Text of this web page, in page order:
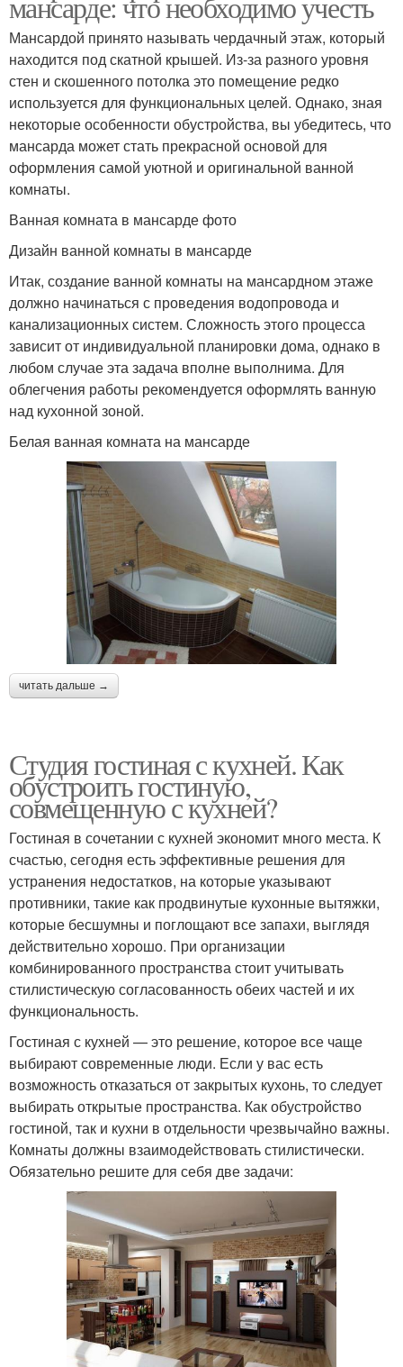
Мансардой принято называть чердачный этаж, который
находится под скатной крышей. Из-за разного уровня
стен и скошенного потолка это помещение редко
используется для функциональных целей. Однако, зная
некоторые особенности обустройства, вы убедитесь, что
мансарда может стать прекрасной основой для
оформления самой уютной и оригинальной ванной
комнаты.
Ванная комната в мансарде фото
Дизайн ванной комнаты в мансарде
Итак, создание ванной комнаты на мансардном этаже
должно начинаться с проведения водопровода и
канализационных систем. Сложность этого процесса
зависит от индивидуальной планировки дома, однако в
любом случае эта задача вполне выполнима. Для
облегчения работы рекомендуется оформлять ванную
над кухонной зоной.
Белая ванная комната на мансарде
читать дальше →
Студия гостиная с кухней. Как
обустроить гостиную,
совмещенную с кухней?
Гостиная в сочетании с кухней экономит много места. К
счастью, сегодня есть эффективные решения для
устранения недостатков, на которые указывают
противники, такие как продвинутые кухонные вытяжки,
которые бесшумны и поглощают все запахи, выглядя
действительно хорошо. При организации
комбинированного пространства стоит учитывать
стилистическую согласованность обеих частей и их
функциональность.
Гостиная с кухней — это решение, которое все чаще
выбирают современные люди. Если у вас есть
возможность отказаться от закрытых кухонь, то следует
выбирать открытые пространства. Как обустройство
гостиной, так и кухни в отдельности чрезвычайно важны.
Комнаты должны взаимодействовать стилистически.
Обязательно решите для себя две задачи: